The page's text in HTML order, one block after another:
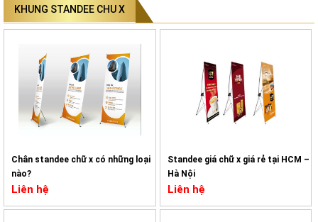
KHUNG STANDEE CHU X
Chân standee chữ x có những loại
nào?
Liên hệ
Standee giá chữ x giá rẻ tại HCM –
Hà Nội
Liên hệ